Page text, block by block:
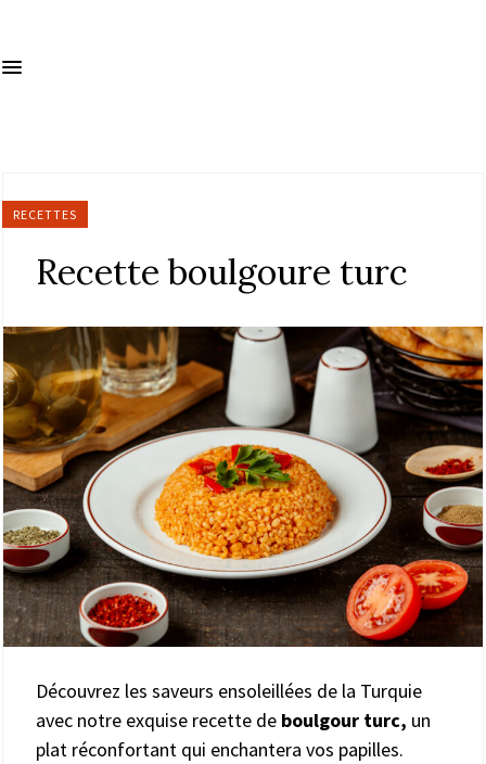
RECETTES
Recette boulgoure turc
Découvrez les saveurs ensoleillées de la Turquie
avec notre exquise recette de boulgour turc, un
plat réconfortant qui enchantera vos papilles.